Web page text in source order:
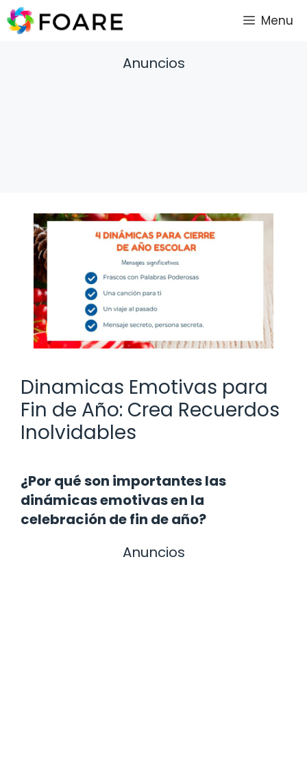
Saltar
al
Menu
Anuncios
Dinamicas Emotivas para
Fin de Año: Crea Recuerdos
Inolvidables
¿Por qué son importantes las
dinámicas emotivas en la
celebración de fin de año?
Anuncios